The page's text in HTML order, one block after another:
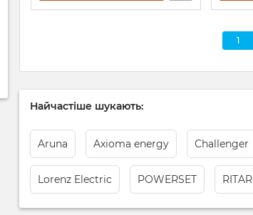
1
Найчастіше шукають:
Aruna Axioma energy Challenger
Lorenz Electric POWERSET RITAR